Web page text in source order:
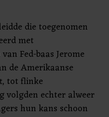
die toegenomen
met
Fed-baas Jerome
de Amerikaanse
tot flinke
volgden echter alweer
hun kans schoon